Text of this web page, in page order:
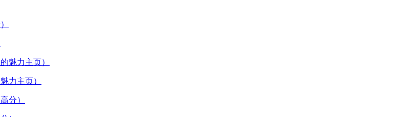
力主页）